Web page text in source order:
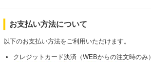
お支払い方法について
以下のお支払い方法をご利用いただけます。
クレジットカード決済（WEBからの注文時のみ）